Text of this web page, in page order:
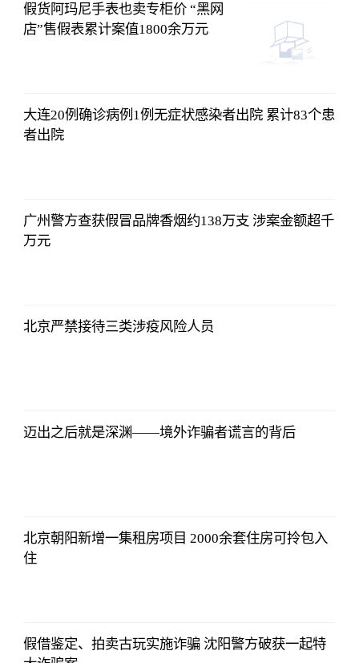
假货阿玛尼手表也卖专柜价 “黑网
店”售假表累计案值1800余万元
大连20例确诊病例1例无症状感染者出院 累计83个患
者出院
广州警方查获假冒品牌香烟约138万支 涉案金额超千
万元
北京严禁接待三类涉疫风险人员
迈出之后就是深渊——境外诈骗者谎言的背后
北京朝阳新增一集租房项目 2000余套住房可拎包入
住
假借鉴定、拍卖古玩实施诈骗 沈阳警方破获一起特